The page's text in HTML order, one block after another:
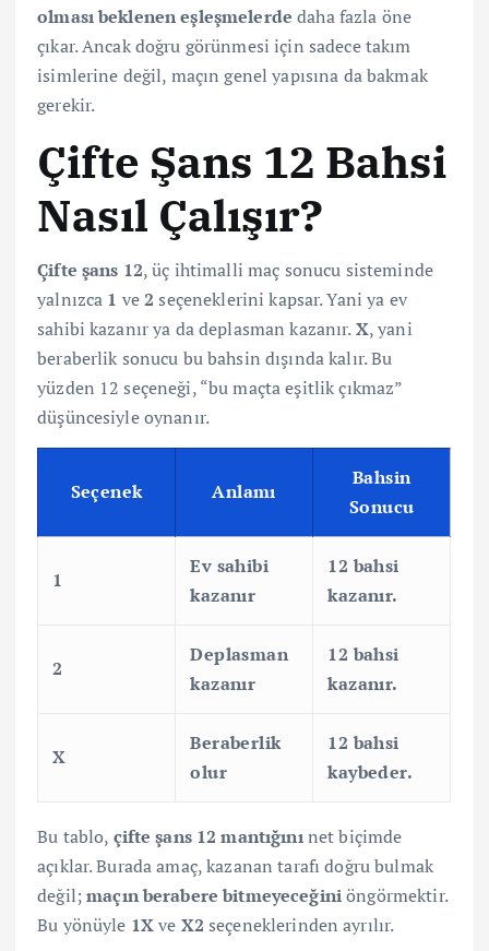
olması beklenen eşleşmelerde daha fazla öne
çıkar. Ancak doğru görünmesi için sadece takım
isimlerine değil, maçın genel yapısına da bakmak
gerekir.
Çifte Şans 12 Bahsi
Nasıl Çalışır?
Çifte şans 12, üç ihtimalli maç sonucu sisteminde
yalnızca 1 ve2 seçeneklerini kapsar. Yani ya ev
sahibi kazanır ya da deplasman kazanır.X, yani
beraberlik sonucu bu bahsin dışında kalır. Bu
yüzden 12 seçeneği, “bu maçta eşitlik çıkmaz”
düşüncesiyle oynanır.
Seçenek Anlamı
Bahsin
Sonucu
1
Ev sahibi
kazanır
12 bahsi
kazanır.
2
Deplasman
kazanır
12 bahsi
kazanır.
X
Beraberlik
olur
12 bahsi
kaybeder.
Bu tablo, çifte şans 12 mantığınınet biçimde
açıklar. Burada amaç, kazanan tarafı doğru bulmak
değil;maçın berabere bitmeyeceğiniöngörmektir.
Bu yönüyle 1Xve X2 seçeneklerinden ayrılır.